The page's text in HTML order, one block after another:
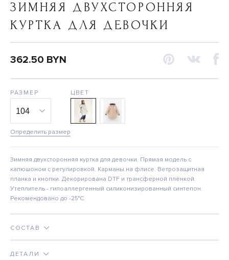
ЗИМНЯЯ ДВУХСТОРОННЯЯ
КУРТКА ДЛЯ ДЕВОЧКИ
362.50 BYN
РАЗМЕР
Определить размер
ЦВЕТ
Зимняя двухсторонняя куртка для девочки. Прямая модель с
капюшоном с регулировкой. Карманы на флисе. Ветрозащитная
планка и кнопки. Декорирована DTF и трансферной плёнкой.
Утеплитель - гипоаллергенный силиконизированный синтепон.
Рекомендовано до -25°C.
СОСТАВ
ДЕТАЛИ